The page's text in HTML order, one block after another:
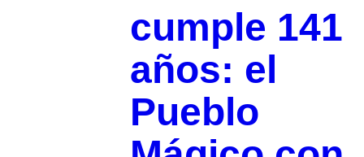
cumple 141
años: el
Pueblo